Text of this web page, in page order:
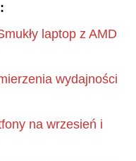
laptop z AMD
wydajności
na wrzesień i